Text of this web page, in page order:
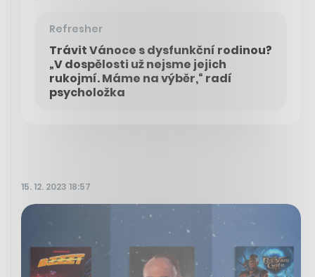
Refresher
Trávit Vánoce s dysfunkční rodinou?
„V dospělosti už nejsme jejich
rukojmí. Máme na výběr,“ radí
psycholožka
15. 12. 2023 18:57